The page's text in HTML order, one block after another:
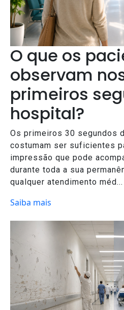
O que os
observam
primeiros
hospital?
Os primeiros 30 segundos
costumam ser suficientes
impressão que pode
durante toda a sua
qualquer atendimento méd...
Saiba mais